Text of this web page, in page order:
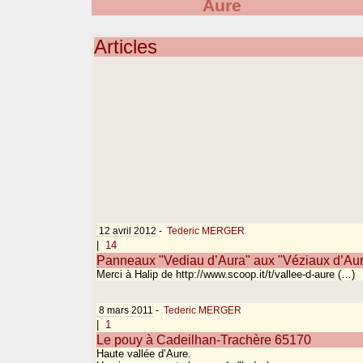
Aure
Articles
12 avril 2012 - Tederic MERGER
14
Panneaux "Vediau d’Aura" aux "Véziaux
Merci à Halip de http://www.scoop.it/t/vallee-d-aure (…)
8 mars 2011 - Tederic MERGER
1
Le pouy à Cadeilhan-Trachère 65170
Haute vallée d’Aure.